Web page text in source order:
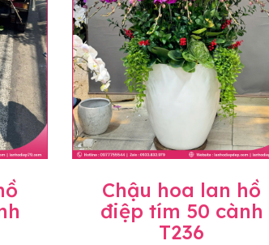
niêm yết trên website. Khách hàng ở
có địa chỉ giao hàng cụ thể.
Chậu hoa lan hồ
điệp tím 50 cành
T236